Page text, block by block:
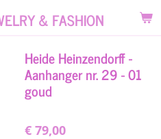
& FASHION
Heide Heinzendorff -
Aanhanger nr. 29 - 01
goud
€ 79,00